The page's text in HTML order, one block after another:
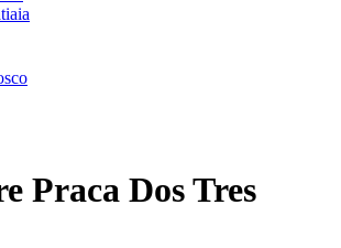
Praca Dos Tres